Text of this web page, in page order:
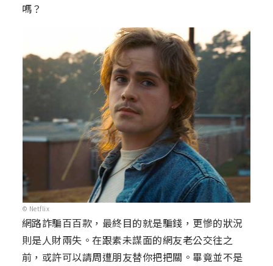
嗎？
© Netflix
網路詐騙百百款，最終目的就是騙錢，更慘的狀況
則是人財兩失。在跟素未謀面的網友老公交往之
前，或許可以請周遭朋友替你把把關。畢竟並不是